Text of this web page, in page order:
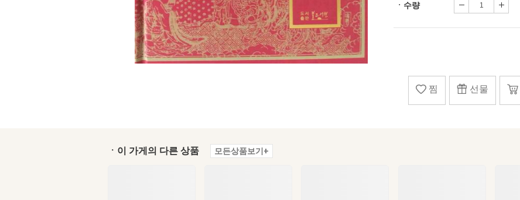
ㆍ수량
찜 선물
ㆍ이 가게의 다른 상품 모든상품보기+